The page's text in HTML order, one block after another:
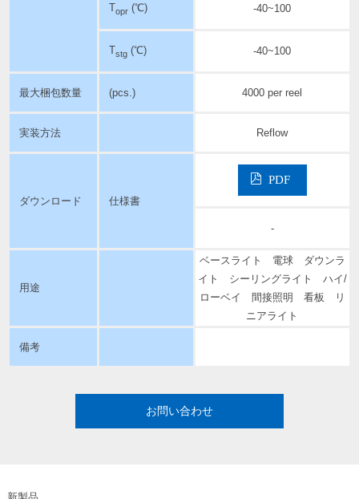
Topr(℃) -40~100
Tstg(℃) -40~100
最大梱包数量 (pcs.) 4000 per reel
実装方法 Reflow
ダウンロード 仕様書
PDF
-
用途
ベースライト 電球 ダウンラ
イト シーリングライト ハイ/
ローベイ 間接照明 看板 リ
ニアライト
備考
お問い合わせ